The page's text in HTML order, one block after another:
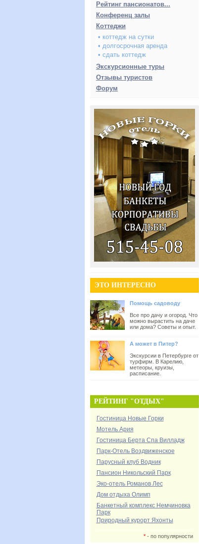
Рейтинг пансионатов...
Конференц залы
Коттеджи
• коттедж на сутки
• долгосрочная аренда
• сдать коттедж
Экскурсионные туры
Отзывы туристов
Форум
ЭТО ИНТЕРЕСНО
Помощь садоводу
Все про дачу и огород. Что
можно вырастить на даче
или дома? Советы и опыт.
А может в Питер?
Экскурсии в Петербурге от
турфирм. В Карелию,
метеоры, круизы,
расписание.
РЕЙТИНГ "ОТДЫХ"
Гостиница Новые Горки
Мотель Ария
Гостиница Берта Спа Вилладж
Парк-Отель Воздвиженское
Парусный клуб Водник
Пансион Никольский Парк
Эко-отель Романов Лес
Дом отдыха Олимп
Банкетный комплекс Немчиновка
Парк
Природный курорт Яхонты
*- по популярности